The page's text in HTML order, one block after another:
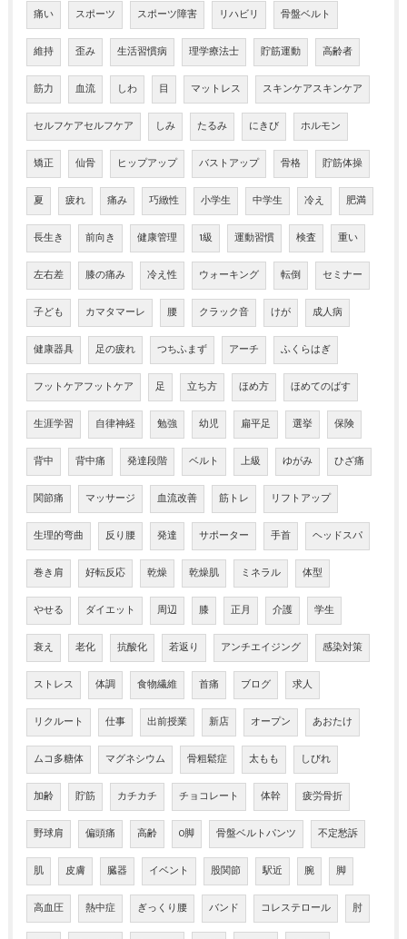
痛い スポーツ スポーツ障害 リハビリ 骨盤ベルト
維持 歪み 生活習慣病 理学療法士 貯筋運動 高齢者
筋力 血流 しわ 目 マットレス スキンケアスキンケア
セルフケアセルフケア しみ たるみ にきび ホルモン
矯正 仙骨 ヒップアップ バストアップ 骨格 貯筋体操
夏 疲れ 痛み 巧緻性 小学生 中学生 冷え 肥満
長生き 前向き 健康管理 1級 運動習慣 検査 重い
左右差 膝の痛み 冷え性 ウォーキング 転倒 セミナー
子ども カマタマーレ 腰 クラック音 けが 成人病
健康器具 足の疲れ つちふまず アーチ ふくらはぎ
フットケアフットケア 足 立ち方 ほめ方 ほめてのばす
生涯学習 自律神経 勉強 幼児 扁平足 選挙 保険
背中 背中痛 発達段階 ベルト 上級 ゆがみ ひざ痛
関節痛 マッサージ 血流改善 筋トレ リフトアップ
生理的弯曲 反り腰 発達 サポーター 手首 ヘッドスパ
巻き肩 好転反応 乾燥 乾燥肌 ミネラル 体型
やせる ダイエット 周辺 膝 正月 介護 学生
衰え 老化 抗酸化 若返り アンチエイジング 感染対策
ストレス 体調 食物繊維 首痛 ブログ 求人
リクルート 仕事 出前授業 新店 オープン あおたけ
ムコ多糖体 マグネシウム 骨粗鬆症 太もも しびれ
加齢 貯筋 カチカチ チョコレート 体幹 疲労骨折
野球肩 偏頭痛 高齢 O脚 骨盤ベルトパンツ 不定愁訴
肌 皮膚 臓器 イベント 股関節 駅近 腕 脚
高血圧 熱中症 ぎっくり腰 バンド コレステロール 肘